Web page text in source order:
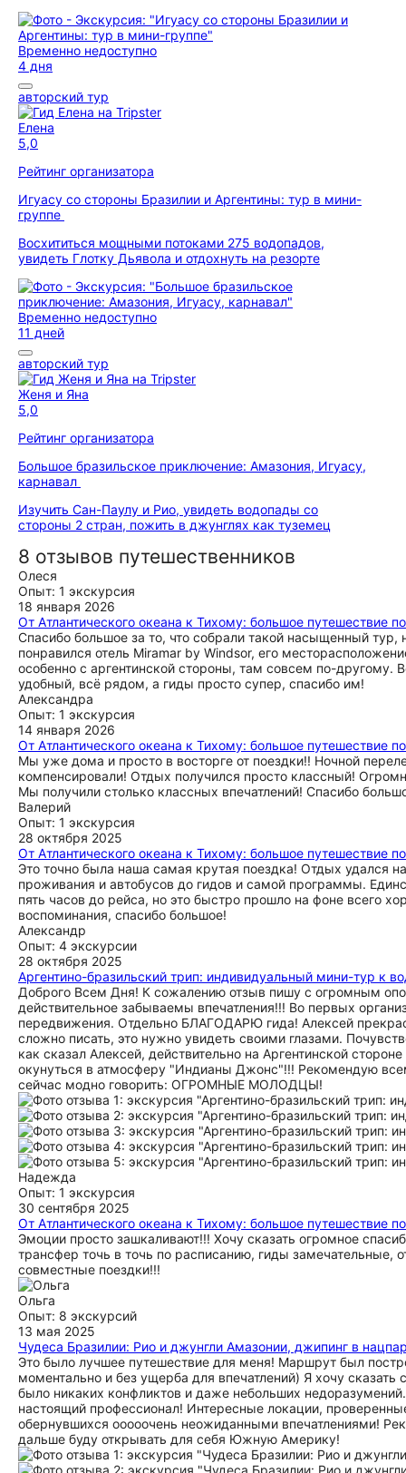
Временно недоступно
4 дня
авторский тур
Елена
5,0
Рейтинг организатора
Игуасу со стороны Бразилии и Аргентины: тур в мини-
группе
Восхититься мощными потоками 275 водопадов,
увидеть Глотку Дьявола и отдохнуть на резорте
Временно недоступно
11 дней
авторский тур
Женя и Яна
5,0
Рейтинг организатора
Большое бразильское приключение: Амазония, Игуасу,
карнавал
Изучить Сан-Паулу и Рио, увидеть водопады со
стороны 2 стран, пожить в джунглях как туземец
8 отзывов путешественников
Олеся
Опыт: 1 экскурсия
18 января 2026
От Атлантического океана к Тихому: большое путешествие
Спасибо большое за то, что собрали такой насыщенный
понравился отель Miramar by Windsor, его
особенно с аргентинской стороны, там совсем по-другому.
удобный, всё рядом, а гиды просто супер, спасибо им!
Александра
Опыт: 1 экскурсия
14 января 2026
От Атлантического океана к Тихому: большое путешествие
Мы уже дома и просто в восторге от поездки!! Ночной
компенсировали! Отдых получился просто классный!
Мы получили столько классных впечатлений! Спасибо
Валерий
Опыт: 1 экскурсия
28 октября 2025
От Атлантического океана к Тихому: большое путешествие
Это точно была наша самая крутая поездка! Отдых удался
проживания и автобусов до гидов и самой программы.
пять часов до рейса, но это быстро прошло на фоне всего
воспоминания, спасибо большое!
Александр
Опыт: 4 экскурсии
28 октября 2025
Аргентино-бразильский трип: индивидуальный мини-тур к
Доброго Всем Дня! К сожалению отзыв пишу с огромным
действительное забываемы впечатления!!! Во первых
передвижения. Отдельно БЛАГОДАРЮ гида! Алексей
сложно писать, это нужно увидеть своими глазами.
как сказал Алексей, действительно на Аргентинской
окунуться в атмосферу "Индианы Джонс"!!! Рекомендую
сейчас модно говорить: ОГРОМНЫЕ МОЛОДЦЫ!
Надежда
Опыт: 1 экскурсия
30 сентября 2025
От Атлантического океана к Тихому: большое путешествие
Эмоции просто зашкаливают!!! Хочу сказать огромное
трансфер точь в точь по расписанию, гиды
совместные поездки!!!
Ольга
Опыт: 8 экскурсий
13 мая 2025
Чудеса Бразилии: Рио и джунгли Амазонии, джипинг в
Это было лучшее путешествие для меня! Маршрут был
моментально и без ущерба для впечатлений) Я хочу
было никаких конфликтов и даже небольших
настоящий профессионал! Интересные локации,
обернувшихся ооооочень неожиданными впечатлениями!
дальше буду открывать для себя Южную Америку!